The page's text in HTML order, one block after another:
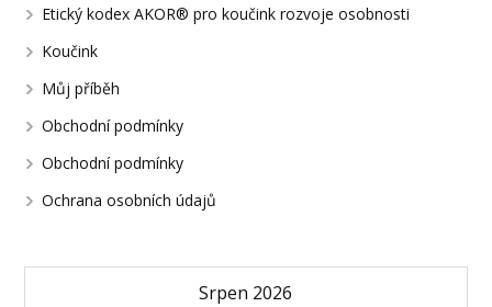
Etický kodex AKOR® pro koučink rozvoje osobnosti
Koučink
Můj příběh
Obchodní podmínky
Obchodní podmínky
Ochrana osobních údajů
Srpen 2026